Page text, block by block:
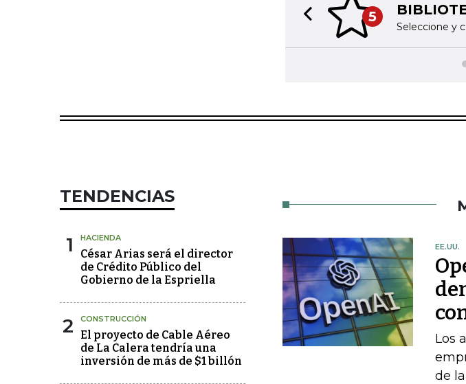
5
Seleccione y
Previous slide
TENDENCIAS
1 HACIENDA
César Arias será el director
de Crédito Público del
Gobierno de la Espriella
2 CONSTRUCCIÓN
El proyecto de Cable Aéreo
de La Calera tendría una
inversión de más de $1 billón
EE.UU.
Los
de